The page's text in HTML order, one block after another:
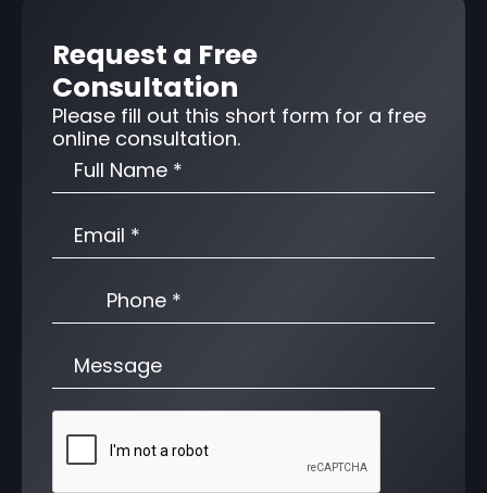
Request a Free
Consultation
Please fill out this short form for a free
online consultation.